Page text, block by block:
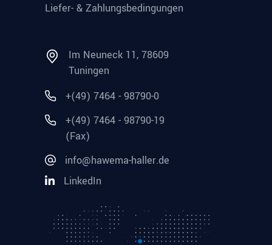
Liefer- & Zahlungsbedingungen
Im Neuneck 11, 78609
Tuningen
+(49) 7464 - 98790-0
+(49) 7464 - 98790-19
(Fax)
info@hawema-haller.de
LinkedIn